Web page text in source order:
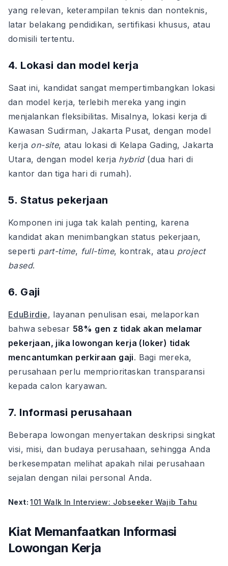
yang relevan, keterampilan teknis dan nonteknis,
latar belakang pendidikan, sertifikasi khusus, atau
domisili tertentu.
4. Lokasi dan model kerja
Saat ini, kandidat sangat mempertimbangkan lokasi
dan model kerja, terlebih mereka yang ingin
menjalankan fleksibilitas. Misalnya, lokasi kerja di
Kawasan Sudirman, Jakarta Pusat, dengan model
kerja on-site, atau lokasi di Kelapa Gading, Jakarta
Utara, dengan model kerja hybrid(dua hari di
kantor dan tiga hari di rumah).
5. Status pekerjaan
Komponen ini juga tak kalah penting, karena
kandidat akan menimbangkan status pekerjaan,
seperti part-time, full-time, kontrak, atau project
based.
6. Gaji
EduBirdie, layanan penulisan esai, melaporkan
bahwa sebesar 58% gen z tidak akan melamar
pekerjaan, jika lowongan kerja (loker) tidak
mencantumkan perkiraan gaji. Bagi mereka,
perusahaan perlu memprioritaskan transparansi
kepada calon karyawan.
7. Informasi perusahaan
Beberapa lowongan menyertakan deskripsi singkat
visi, misi, dan budaya perusahaan, sehingga Anda
berkesempatan melihat apakah nilai perusahaan
sejalan dengan nilai personal Anda.
Next:101 Walk In Interview: Jobseeker Wajib Tahu
Kiat Memanfaatkan Informasi
Lowongan Kerja